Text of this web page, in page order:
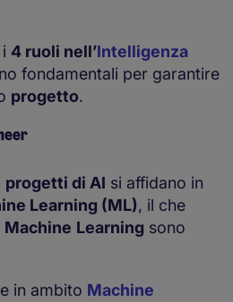
4 ruoli nell’Intelligenza
fondamentali per garantire
progetto.
progetti di AI si affidano in
Learning (ML), il che
Machine Learning sono
in ambito Machine